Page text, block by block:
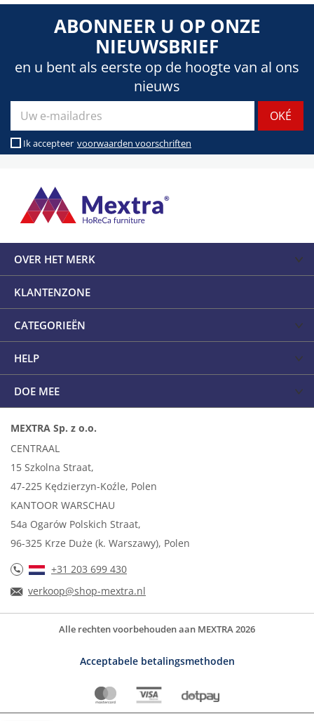
ABONNEER U OP ONZE
NIEUWSBRIEF
en u bent als eerste op de hoogte van al ons
nieuws
Ik accepteer voorwaarden voorschriften
OVER HET MERK
KLANTENZONE
CATEGORIEËN
HELP
DOE MEE
MEXTRA Sp. z o.o.
CENTRAAL
15 Szkolna Straat,
47-225 Kędzierzyn-Koźle, Polen
KANTOOR WARSCHAU
54a Ogarów Polskich Straat,
96-325 Krze Duże (k. Warszawy), Polen
+31 203 699 430
verkoop@shop-mextra.nl
Alle rechten voorbehouden aan MEXTRA 2026
Acceptabele betalingsmethoden